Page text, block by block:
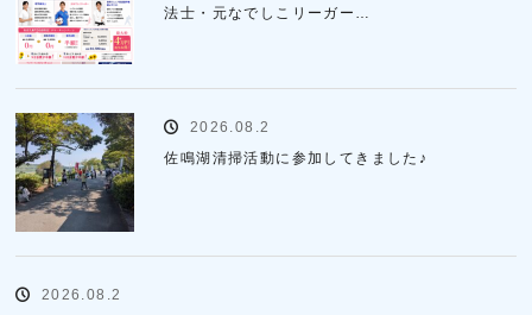
法士・元なでしこリーガー…
2026.08.2
佐鳴湖清掃活動に参加してきました♪
2026.08.2